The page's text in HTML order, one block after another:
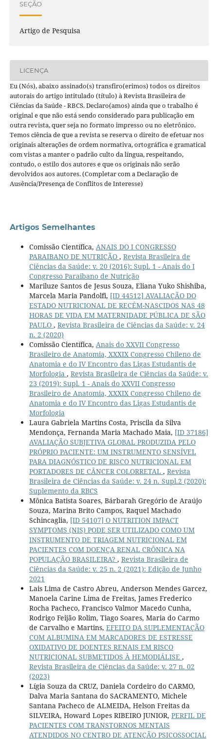
SEÇÃO
Artigo de Pesquisa
LICENÇA
Eu (Nós), abaixo assinado(s) transfiro(erimos) todos os direitos
autorais do artigo intitulado (título) à Revista Brasileira de
Ciências da Saúde - RBCS. Declaro(amos) ainda que o trabalho é
original e que não está sendo considerado para publicação em
outra revista, quer seja no formato impresso ou no eletrônico.
Temos ciência de que a revista se reserva o direito de efetuar nos
originais alterações de ordem normativa, ortográfica e gramatical
com vistas a manter o padrão culto da língua, respeitando,
contudo, o estilo dos autores e que os originais não serão
devolvidos aos autores. (Completar com a Declaração de
Ausência/Presença de Conflitos de Interesse)
Artigos Semelhantes
Comissão Científica, ANAIS DO I CONGRESSO
PARAIBANO DE NUTRIÇÃO , Revista Brasileira de
Ciências da Saúde: v. 20 (2016): Supl. 1 - Anais do I
Congresso Paraibano de Nutrição
Mariluze Santos de Jesus Souza, Eliana Yuko Shishiba,
Marcela Maria Pandolfi, [ID 44512] AVALIAÇÃO DO
ESTADO NUTRICIONAL DE RECÉM-NASCIDOS NAS 48
HORAS DE VIDA EM MATERNIDADE PÚBLICA DE SÃO
PAULO , Revista Brasileira de Ciências da Saúde: v. 24
n. 2 (2020)
Comissão Científica, Anais do XXVII Congresso
Brasileiro de Anatomia, XXXIX Congresso Chileno de
Anatomia e do IV Encontro das Ligas Estudantis de
Morfologia , Revista Brasileira de Ciências da Saúde: v.
23 (2019): Supl. 1 - Anais do XXVII Congresso
Brasileiro de Anatomia, XXXIX Congresso Chileno de
Anatomia e do IV Encontro das Ligas Estudantis de
Morfologia
Laura Gabriela Martins Costa, Priscila da Silva
Mendonça, Fernanda Maria Machado Maia, [ID 37186]
AVALIAÇÃO SUBJETIVA GLOBAL PRODUZIDA PELO
PRÓPRIO PACIENTE: UM INSTRUMENTO SENSÍVEL
PARA DIAGNÓSTICO DE RISCO NUTRICIONAL EM
PORTADORES DE CÂNCER COLORRETAL , Revista
Brasileira de Ciências da Saúde: v. 24 n. Supl.2 (2020):
Suplemento da RBCS
Mônica Batista Soares, Bárbarah Gregório de Araújo
Souza, Marina Brito Campos, Raquel Machado
Schincaglia, [ID 54107] O NUTRITION IMPACT
SYMPTOMS (NIS) PODE SER UTILIZADO COMO UM
INSTRUMENTO DE TRIAGEM NUTRICIONAL EM
PACIENTES COM DOENÇA RENAL CRÔNICA NA
POPULAÇÃO BRASILEIRA? , Revista Brasileira de
Ciências da Saúde: v. 25 n. 2 (2021): Edição de Junho
2021
Lais Lima de Castro Abreu, Anderson Mendes Garcez,
Manoela Carine Lima de Freitas, James Frederico
Rocha Pacheco, Francisco Valmor Macedo Cunha,
Rodrigo Feijão Rolim, Tiago Soares, Maria do Carmo
de Carvalho e Martins, EFEITO DA SUPLEMENTAÇÃO
COM ALBUMINA EM MARCADORES DE ESTRESSE
OXIDATIVO DE DOENTES RENAIS EM RISCO
NUTRICIONAL SUBMETIDOS À HEMODIÁLISE ,
Revista Brasileira de Ciências da Saúde: v. 27 n. 02
(2023)
Lígia Souza da CRUZ, Daniela Cordeiro do CARMO,
Dalva Maria Santana do SACRAMENTO, Michele
Santana Pacheco de ALMEIDA, Helson Freitas da
SILVEIRA, Howard Lopes RIBEIRO JUNIOR, PERFIL DE
PACIENTES COM TRANSTORNOS MENTAIS
ATENDIDOS NO CENTRO DE ATENÇÃO PSICOSSOCIAL